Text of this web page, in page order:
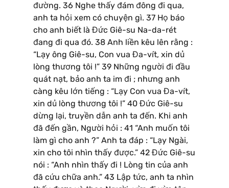
đường. 36 Nghe thấy đám đông đi qua,
anh ta hỏi xem có chuyện gì. 37 Họ báo
cho anh biết là Đức Giê-su Na-da-rét
đang đi qua đó. 38 Anh liền kêu lên rằng :
“Lạy ông Giê-su, Con vua Đa-vít, xin dủ
lòng thương tôi !” 39 Những người đi đầu
quát nạt, bảo anh ta im đi ; nhưng anh
càng kêu lớn tiếng : “Lạy Con vua Đa-vít,
xin dủ lòng thương tôi !” 40 Đức Giê-su
dừng lại, truyền dẫn anh ta đến. Khi anh
đã đến gần, Người hỏi : 41 “Anh muốn tôi
làm gì cho anh ?” Anh ta đáp : “Lạy Ngài,
xin cho tôi nhìn thấy được.” 42 Đức Giê-su
nói : “Anh nhìn thấy đi ! Lòng tin của anh
đã cứu chữa anh.” 43 Lập tức, anh ta nhìn